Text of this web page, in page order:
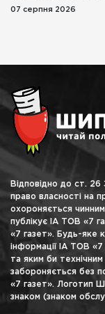
07 серпня 2026
Відповідно до ст. 26
право власності на
охороняється
публікує ІА ТОВ «7
«7 газет». Будь-яке
інформації ІА ТОВ
та яким би
забороняється без
«7 газет». Логотип
знаком (знаком